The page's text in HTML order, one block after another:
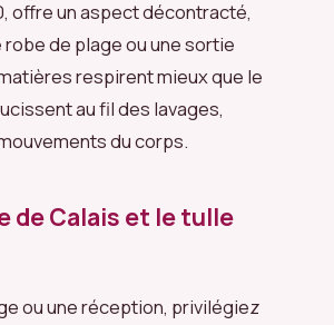
offre un aspect décontracté,
robe de plage ou une sortie
respirent mieux que le
au fil des lavages,
du corps.
de Calais et le tulle
ou une réception, privilégiez